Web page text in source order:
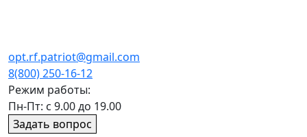
opt.rf.patriot@gmail.com
8(800) 250-16-12
Режим работы:
Пн-Пт: с 9.00 до 19.00
Задать вопрос